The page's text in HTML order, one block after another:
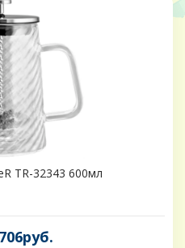
TR-32343 600мл